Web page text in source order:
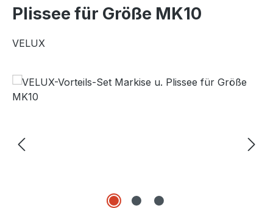
Plissee für Größe MK10
VELUX
Bildergalerie überspringen